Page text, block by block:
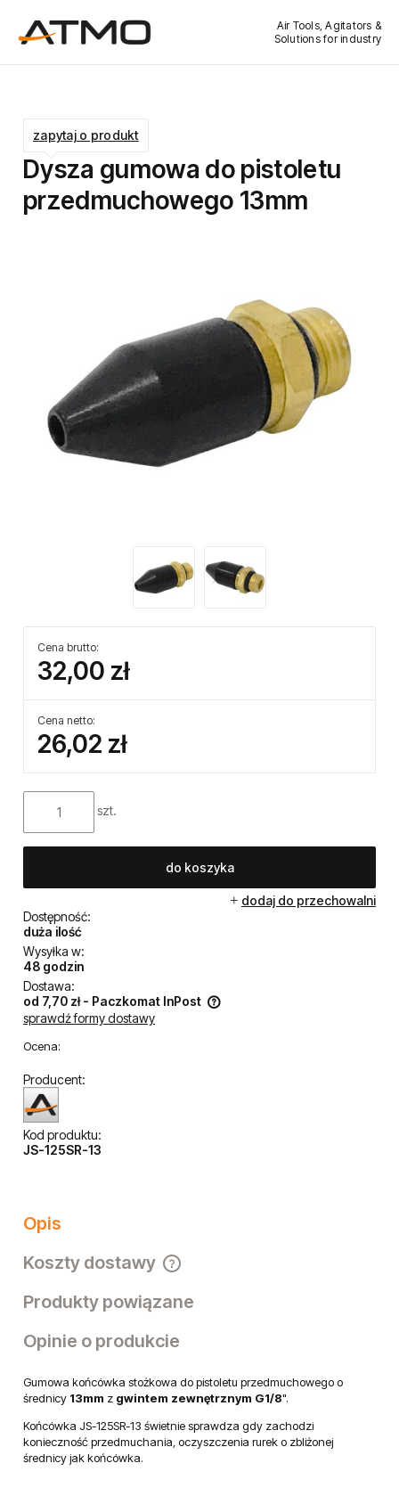
Air Tools, Agitators &
Solutions for industry
Dysza gumowa do pistoletu
przedmuchowego 13mm
Cena brutto:
32,00 zł
Cena netto:
26,02 zł
szt.
do koszyka
dodaj do przechowalni
Dostępność:
duża ilość
Wysyłka w:
48 godzin
Dostawa:
od 7,70 zł - Paczkomat InPost
Cena nie zawiera ewentualnych kosztów płatności
sprawdź formy dostawy
Ocena:
Producent:
Kod produktu:
JS-125SR-13
zapytaj o produkt
Opis
Koszty dostawy
Cena nie zawiera ewentualnych kosztów płatności
Produkty powiązane
Opinie o produkcie
Gumowa końcówka stożkowa do pistoletu przedmuchowego o
średnicy 13mm z gwintem zewnętrznym G1/8".
Końcówka JS-125SR-13 świetnie sprawdza gdy zachodzi
konieczność przedmuchania, oczyszczenia rurek o zbliżonej
średnicy jak końcówka.